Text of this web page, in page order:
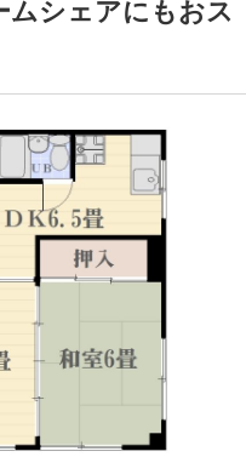
シェアにもおス